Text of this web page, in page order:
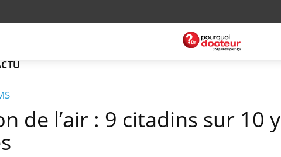
de l’air : 9 citadins sur 10